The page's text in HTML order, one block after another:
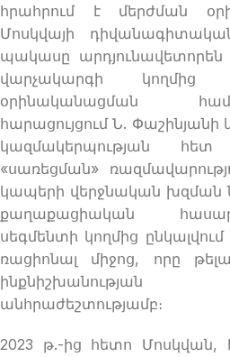
հրահրում է մերժման
Մոսկվայի
պակասը արդյունավետորեն
վարչակարգի կողմից
օրինականացման
հարացույցում Ն.
կազմակերպության հետ
«սառեցման»
կապերի վերջնական
քաղաքացիական
սեգմենտի կողմից
ռացիոնալ միջոց, որը
ինքնիշխանության
անհրաժեշտությամբ։
2023 թ.-ից հետո Մոսկվան,